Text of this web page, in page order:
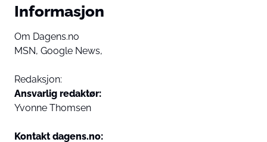
Informasjon
Om Dagens.no
MSN, Google News,
Redaksjon:
Ansvarlig redaktør:
Yvonne Thomsen
Kontakt dagens.no: